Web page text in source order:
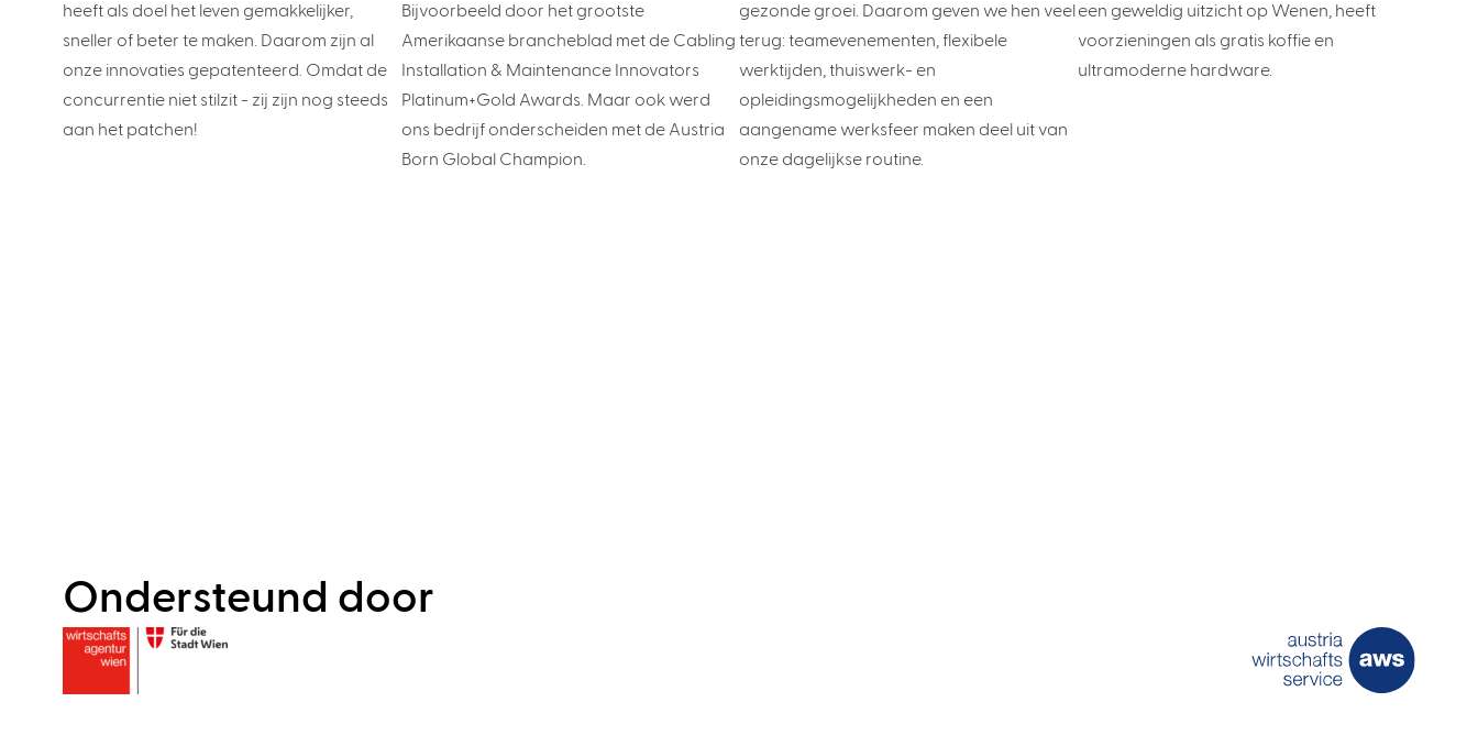
heeft als doel het leven gemakkelijker,
sneller of beter te maken. Daarom zijn al
onze innovaties gepatenteerd. Omdat de
concurrentie niet stilzit - zij zijn nog steeds
aan het patchen!
Bijvoorbeeld door het grootste
Amerikaanse brancheblad met de Cabling
Installation & Maintenance Innovators
Platinum+Gold Awards. Maar ook werd
ons bedrijf onderscheiden met de Austria
Born Global Champion.
gezonde groei. Daarom geven we hen veel
terug: teamevenementen, flexibele
werktijden, thuiswerk- en
opleidingsmogelijkheden en een
aangename werksfeer maken deel uit van
onze dagelijkse routine.
een geweldig uitzicht op Wenen, heeft
voorzieningen als gratis koffie en
ultramoderne hardware.
Ondersteund door